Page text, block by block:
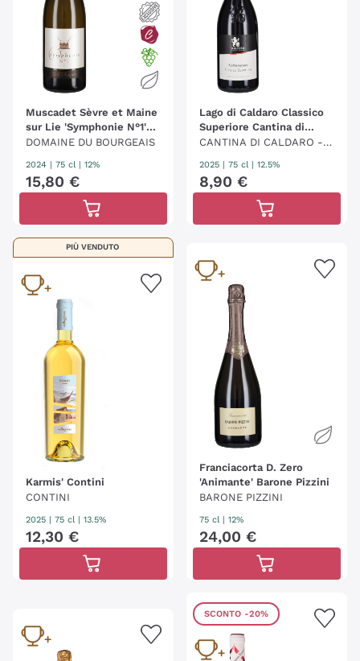
Muscadet Sèvre et Maine
sur Lie 'Symphonie N°1'
Domaine du Bourgeais
DOMAINE DU BOURGEAIS
2024 | 75 cl | 12%
15,80 €
Lago di Caldaro Classico
Superiore Cantina di
Caldaro Kaltern
CANTINA DI CALDARO - K
2025 | 75 cl | 12.5%
8,90 €
PIÙ VENDUTO
Karmis' Contini
CONTINI
2025 | 75 cl | 13.5%
12,30 €
Franciacorta D. Zero
'Animante' Barone Pizzini
BARONE PIZZINI
75 cl | 12%
24,00 €
SCONTO -20%